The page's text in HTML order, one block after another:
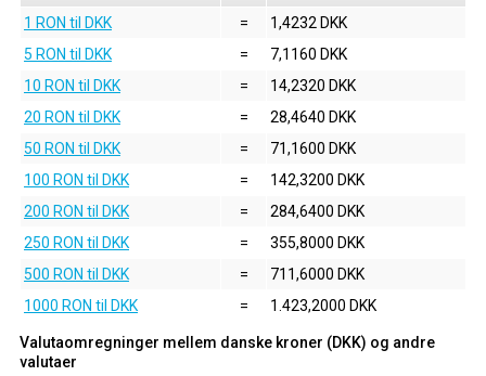
1 RON til DKK
=
1,4232 DKK
5 RON til DKK
=
7,1160 DKK
10 RON til DKK
=
14,2320 DKK
20 RON til DKK
=
28,4640 DKK
50 RON til DKK
=
71,1600 DKK
100 RON til DKK
=
142,3200 DKK
200 RON til DKK
=
284,6400 DKK
250 RON til DKK
=
355,8000 DKK
500 RON til DKK
=
711,6000 DKK
1000 RON til DKK
= 1.423,2000 DKK
Valutaomregninger mellem danske kroner (DKK) og andre
valutaer